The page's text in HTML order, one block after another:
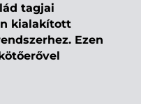
tagjai
kialakított
Ezen